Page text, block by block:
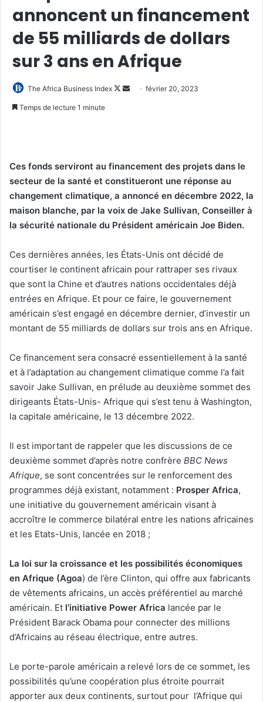
annoncent un financement
de 55 milliards de dollars
sur 3 ans en Afrique
The Africa Business Index
Follow
Envoyerfévrier 20, 2023
Temps de lecture 1 minute
Ces fonds serviront au financement des projets dans le
secteur de la santé et constitueront une réponse au
changement climatique, a annoncé en décembre 2022, la
maison blanche, par la voix de Jake Sullivan, Conseiller à
la sécurité nationale du Président américain Joe Biden.
Ces dernières années, les États-Unis ont décidé de
courtiser le continent africain pour rattraper ses rivaux
que sont la Chine et d’autres nations occidentales déjà
entrées en Afrique. Et pour ce faire, le gouvernement
américain s’est engagé en décembre dernier, d’investir un
montant de 55 milliards de dollars sur trois ans en Afrique.
Ce financement sera consacré essentiellement à la santé
et à l’adaptation au changement climatique comme l’a fait
savoir Jake Sullivan, en prélude au deuxième sommet des
dirigeants États-Unis- Afrique qui s’est tenu à Washington,
la capitale américaine, le 13 décembre 2022.
Il est important de rappeler que les discussions de ce
deuxième sommet d’après notre confrère BBC News
Afrique, se sont concentrées sur le renforcement des
programmes déjà existant, notamment : Prosper Africa,
une initiative du gouvernement américain visant à
accroître le commerce bilatéral entre les nations africaines
et les Etats-Unis, lancée en 2018 ;
La loi sur la croissance et les possibilités économiques
en Afrique (Agoa) de l’ère Clinton, qui offre aux fabricants
de vêtements africains, un accès préférentiel au marché
américain. Et l’initiative Power Africa lancée par le
Président Barack Obama pour connecter des millions
d’Africains au réseau électrique, entre autres.
Le porte-parole américain a relevé lors de ce sommet, les
possibilités qu’une coopération plus étroite pourrait
apporter aux deux continents, surtout pour l’Afrique qui